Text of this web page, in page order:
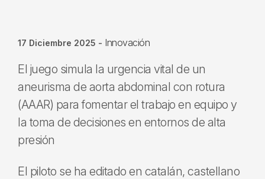
17 Diciembre 2025 - Innovación
El juego simula la urgencia vital de un
aneurisma de aorta abdominal con rotura
(AAAR) para fomentar el trabajo en equipo y
la toma de decisiones en entornos de alta
presión
El piloto se ha editado en catalán, castellano